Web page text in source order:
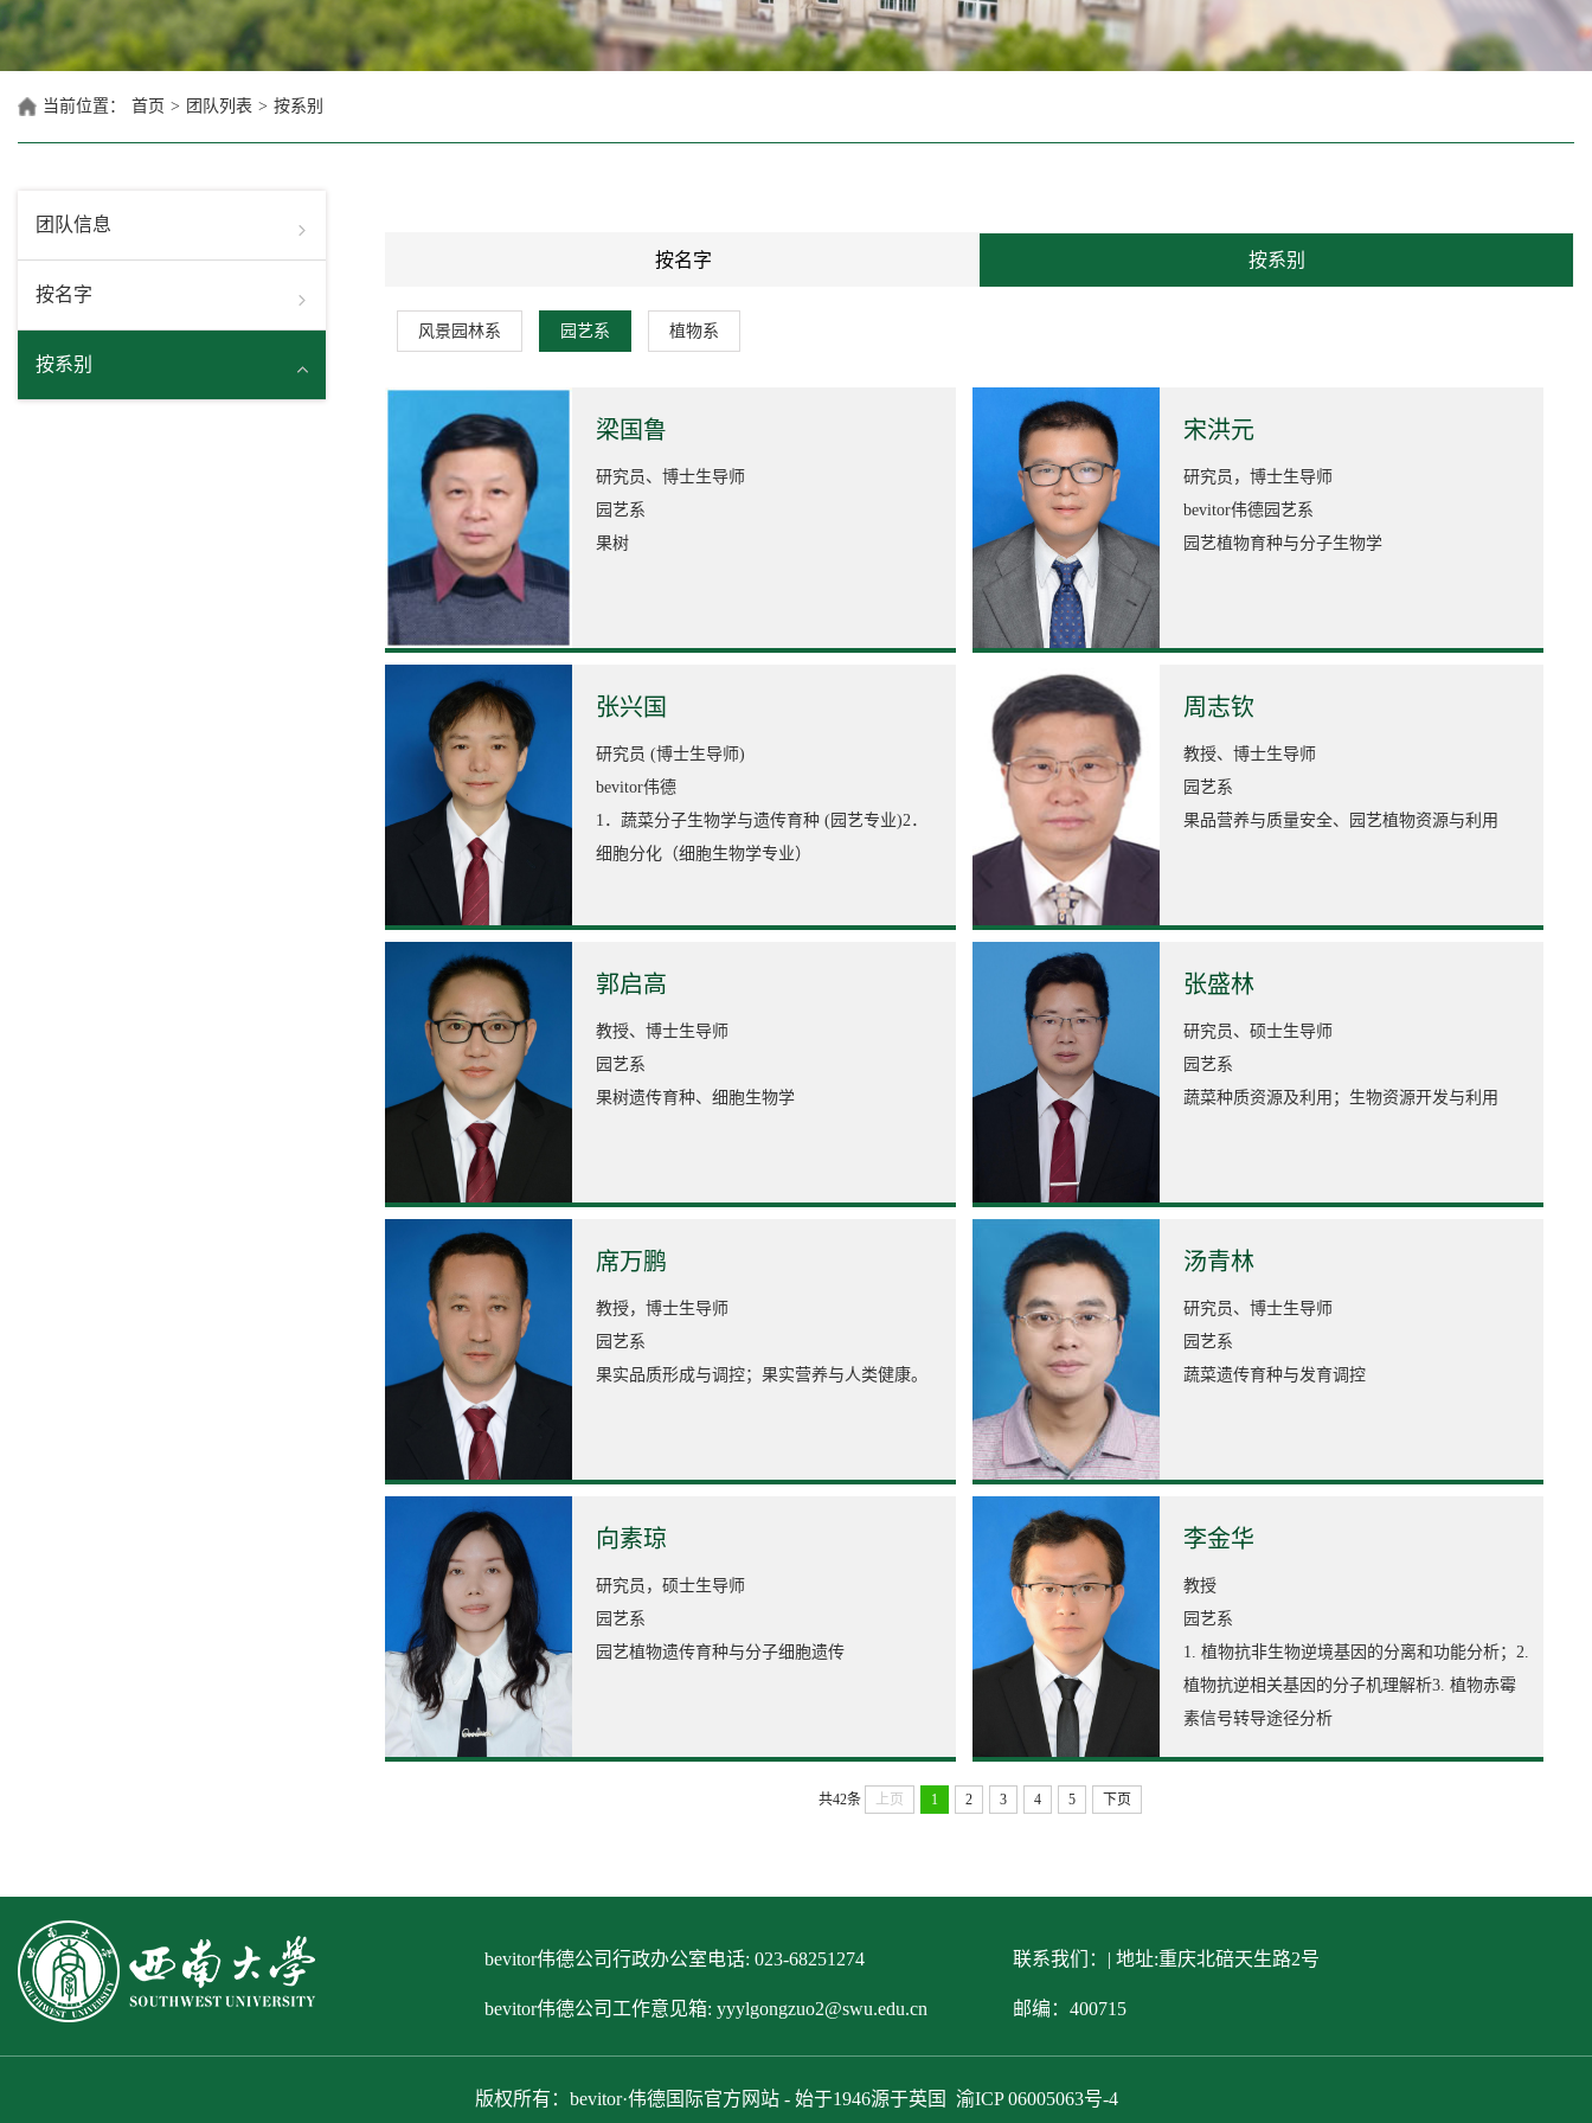
当前位置： 首页 > 团队列表 > 按系别
团队信息
按名字
按系别
按名字 按系别
风景园林系 园艺系 植物系
梁国鲁
研究员、博士生导师
园艺系
果树
宋洪元
研究员，博士生导师
bevitor伟德园艺系
园艺植物育种与分子生物学
张兴国
研究员 (博士生导师)
bevitor伟德
1．蔬菜分子生物学与遗传育种 (园艺专业)2．
细胞分化（细胞生物学专业）
周志钦
教授、博士生导师
园艺系
果品营养与质量安全、园艺植物资源与利用
郭启高
教授、博士生导师
园艺系
果树遗传育种、细胞生物学
张盛林
研究员、硕士生导师
园艺系
蔬菜种质资源及利用；生物资源开发与利用
席万鹏
教授，博士生导师
园艺系
果实品质形成与调控；果实营养与人类健康。
汤青林
研究员、博士生导师
园艺系
蔬菜遗传育种与发育调控
向素琼
研究员，硕士生导师
园艺系
园艺植物遗传育种与分子细胞遗传
李金华
教授
园艺系
1. 植物抗非生物逆境基因的分离和功能分析；2.
植物抗逆相关基因的分子机理解析3. 植物赤霉
素信号转导途径分析
共42条 上页 1 2 3 4 5 下页
bevitor伟德公司行政办公室电话: 023-68251274 联系我们：| 地址:重庆北碚天生路2号
bevitor伟德公司工作意见箱: yyylgongzuo2@swu.edu.cn 邮编：400715
版权所有：bevitor·伟德国际官方网站 - 始于1946源于英国 渝ICP 06005063号-4